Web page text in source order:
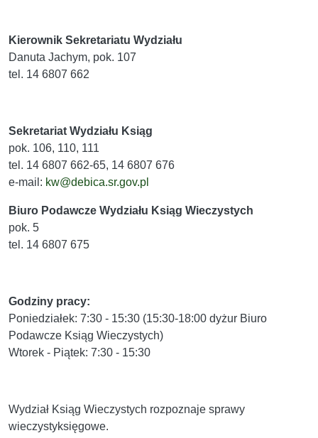
Kierownik Sekretariatu Wydziału
Danuta Jachym, pok. 107
tel. 14 6807 662
Sekretariat Wydziału Ksiąg
pok. 106, 110, 111
tel. 14 6807 662-65, 14 6807 676
e-mail: kw@debica.sr.gov.pl
Biuro Podawcze Wydziału Ksiąg Wieczystych
pok. 5
tel. 14 6807 675
Godziny pracy:
Poniedziałek: 7:30 - 15:30 (15:30-18:00 dyżur Biuro
Podawcze Ksiąg Wieczystych)
Wtorek - Piątek: 7:30 - 15:30
Wydział Ksiąg Wieczystych rozpoznaje sprawy
wieczystyksięgowe.